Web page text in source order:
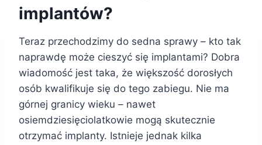
implantów?
Teraz przechodzimy do sedna sprawy – kto tak
naprawdę może cieszyć się implantami? Dobra
wiadomość jest taka, że większość dorosłych
osób kwalifikuje się do tego zabiegu. Nie ma
górnej granicy wieku – nawet
osiemdziesięciolatkowie mogą skutecznie
otrzymać implanty. Istnieje jednak kilka